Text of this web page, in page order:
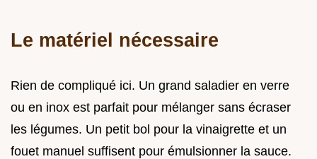
Le matériel nécessaire
Rien de compliqué ici. Un grand saladier en verre
ou en inox est parfait pour mélanger sans écraser
les légumes. Un petit bol pour la vinaigrette et un
fouet manuel suffisent pour émulsionner la sauce.